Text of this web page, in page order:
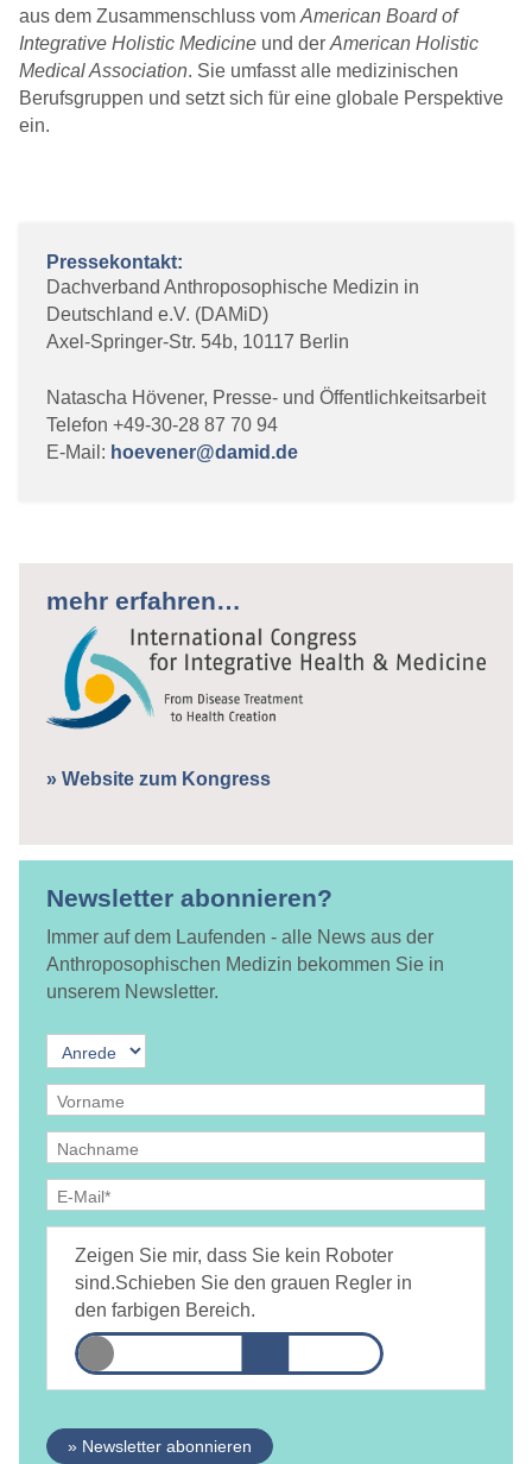
aus dem Zusammenschluss vom American Board of
Integrative Holistic Medicineund der American Holistic
Medical Association. Sie umfasst alle medizinischen
Berufsgruppen und setzt sich für eine globale Perspektive
ein.
Pressekontakt:
Dachverband Anthroposophische Medizin in
Deutschland e.V. (DAMiD)
Axel-Springer-Str. 54b, 10117 Berlin
Natascha Hövener, Presse- und Öffentlichkeitsarbeit
Telefon +49-30-28 87 70 94
E-Mail: hoevener@damid.de
mehr erfahren…
» Website zum Kongress
Newsletter abonnieren?
Immer auf dem Laufenden - alle News aus der
Anthroposophischen Medizin bekommen Sie in
unserem Newsletter.
DAMiD mich per E-Mail über Themen und Veranstaltungen
informiert.
Datenschutzerklärung
Zeigen Sie mir, dass Sie kein Roboter
sind.Schieben Sie den grauen Regler in
den farbigen Bereich.
» Newsletter abonnieren